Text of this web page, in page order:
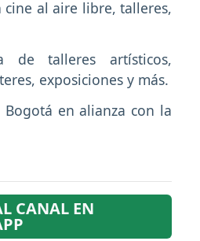
cine al aire libre, talleres,
de talleres artísticos,
exposiciones y más.
en alianza con la
CANAL EN